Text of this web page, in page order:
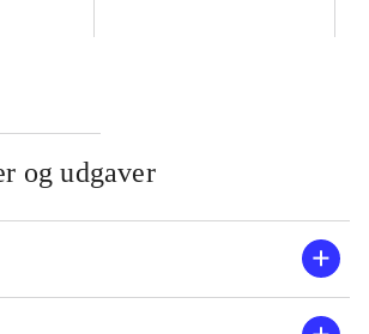
og udgaver